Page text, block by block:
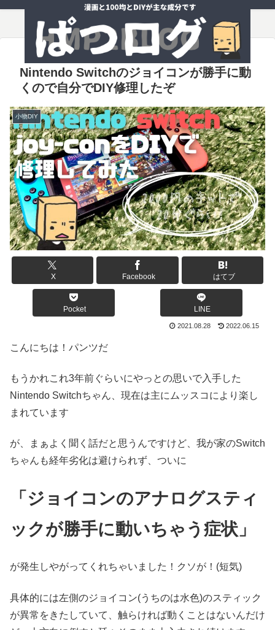
Nintendo Switchのジョイコンが勝手に動
くので自分でDIY修理したぞ
小物DIY
X Facebook はてブ
Pocket LINE
2021.08.28 2022.06.15
こんにちは！パンツだ
もうかれこれ3年前ぐらいにやっとの思いで入手した
Nintendo Switchちゃん、現在は主にムッスコにより楽し
まれています
が、まぁよく聞く話だと思うんですけど、我が家のSwitch
ちゃんも経年劣化は避けられず、ついに
「ジョイコンのアナログスティ
ックが勝手に動いちゃう症状」
が発生しやがってくれちゃいました！クソが！(短気)
具体的には左側のジョイコン(うちのは水色)のスティック
が異常をきたしていて、触らければ動くことはないんだけ